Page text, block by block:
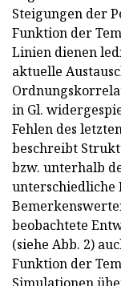
Steigungen der
Funktion der
Linien dienen
aktuelle
in Gl.
Fehlen des
beschreibt
bzw. unterhalb
unterschiedliche
beobachtete
(siehe Abb. 2)
Funktion der